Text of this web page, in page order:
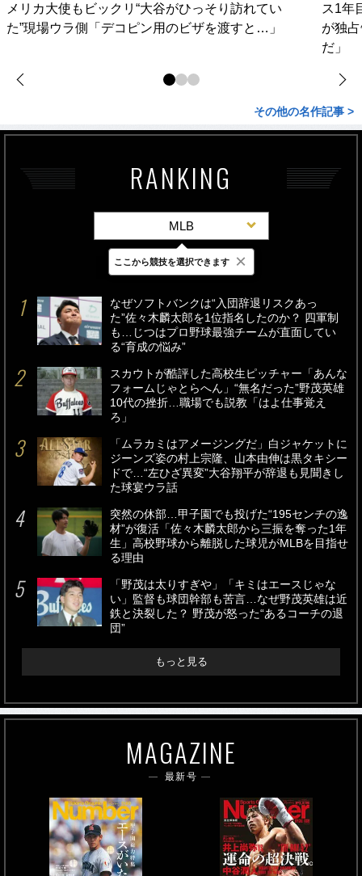
メリカ大使もビックリ“大谷がひっそり訪れてい
た”現場ウラ側「デコピン用のビザを渡すと…」
ス1年
が独
だ」
その他の名作記事 >
RANKING
MLB
最新 24時間 週間
なぜソフトバンクは“入団辞退リスクあっ
た”佐々木麟太郎を1位指名したのか？ 四軍制
も…じつはプロ野球最強チームが直面してい
る“育成の悩み”
スカウトが酷評した高校生ピッチャー「あんな
フォームじゃとらへん」“無名だった”野茂英雄
10代の挫折…職場でも説教「はよ仕事覚え
ろ」
「ムラカミはアメージングだ」白ジャケットに
ジーンズ姿の村上宗隆、山本由伸は黒タキシー
ドで…“左ひざ異変”大谷翔平が辞退も見聞きし
た球宴ウラ話
突然の休部…甲子園でも投げた“195センチの逸
材”が復活「佐々木麟太郎から三振を奪った1年
生」高校野球から離脱した球児がMLBを目指せ
る理由
「野茂は太りすぎや」「キミはエースじゃな
い」監督も球団幹部も苦言…なぜ野茂英雄は近
鉄と決裂した？ 野茂が怒った“あるコーチの退
団”
もっと見る
MAGAZINE
最新号
ここから競技を選択できます ×